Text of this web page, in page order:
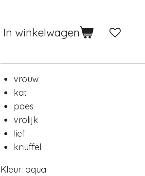
In winkelwagen
vrouw
kat
poes
vrolijk
lief
knuffel
Kleur: aqua